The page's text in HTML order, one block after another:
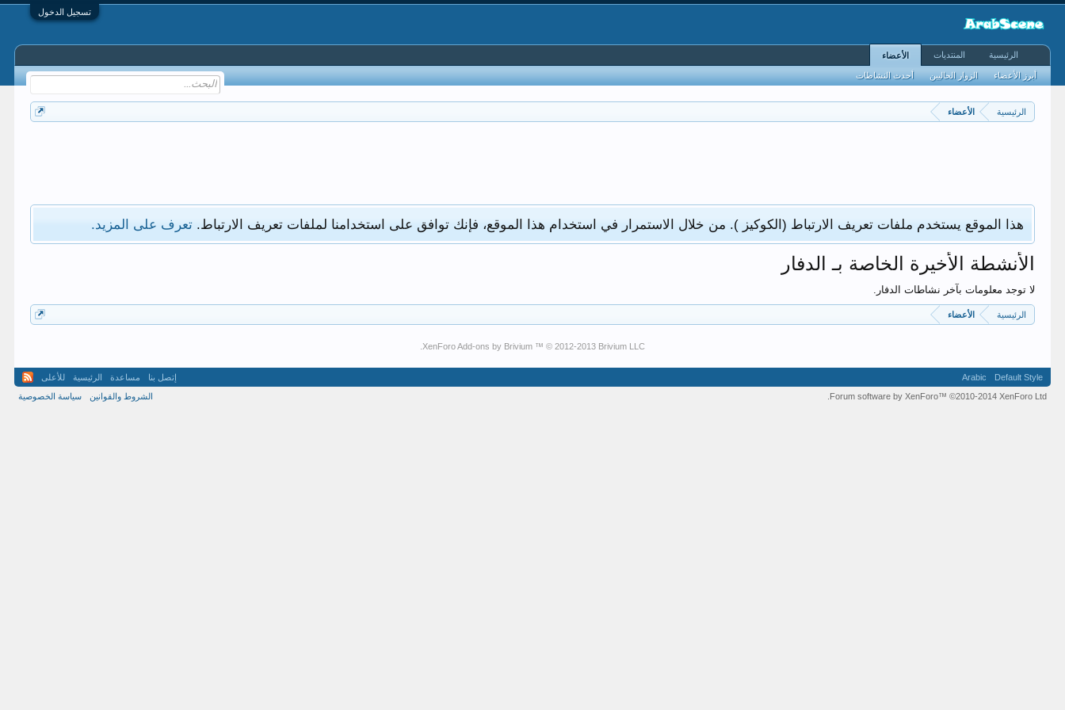
تسجيل الدخول
الرئيسية الأعضاء
هذا الموقع يستخدم ملفات تعريف الارتباط (الكوكيز ). من خلال الاستمرار في استخدام هذا الموقع، فإنك توافق على استخدامنا لملفات تعريف الارتباط.تعرف على المزيد.
الأنشطة الأخيرة الخاصة بـ الدفار
لا توجد معلومات بآخر نشاطات الدفار.
الرئيسية الأعضاء
XenForo Add-ons by Brivium ™ © 2012-2013 Brivium LLC.
الرئيسية المنتديات الأعضاء
أبرز الأعضاء الزوار الحاليين أحدث النشاطات
Default Style
Arabic إتصل بنا مساعدة الرئيسية
للأعلى
الشروط والقوانين
سياسة الخصوصية Forum software by XenForo™ ©2010-2014 XenForo Ltd.